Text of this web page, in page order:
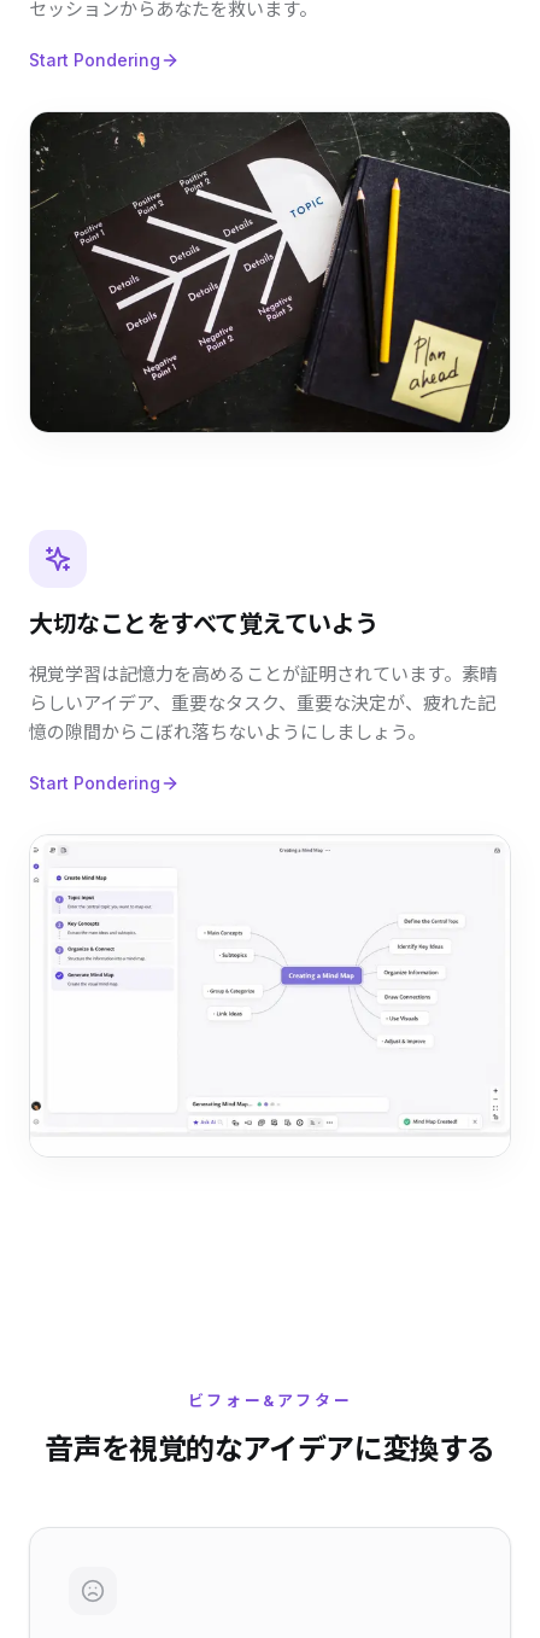
セッションからあなたを救います。
Start Pondering
大切なことをすべて覚えていよう
視覚学習は記憶力を高めることが証明されています。素晴
らしいアイデア、重要なタスク、重要な決定が、疲れた記
憶の隙間からこぼれ落ちないようにしましょう。
Start Pondering
ビフォー&アフター
音声を視覚的なアイデアに変換する